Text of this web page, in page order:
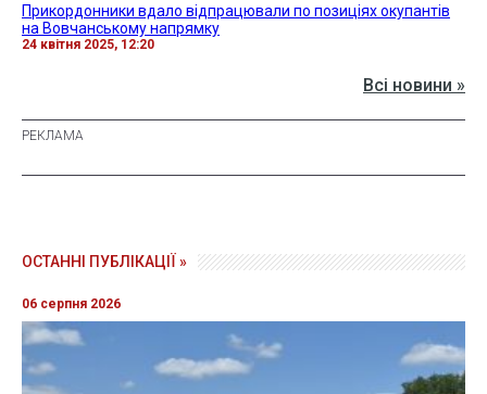
Прикордонники вдало відпрацювали по позиціях окупантів
на Вовчанському напрямку
24 квітня 2025, 12:20
Всі новини »
ОСТАННІ ПУБЛІКАЦІЇ »
06 серпня 2026